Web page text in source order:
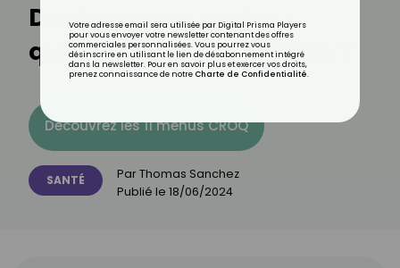
Douleurs aux mains :
qu'est-ce que ça signifie ?
Découvrez les 11 menus CROQ
SANTÉ ParThomas Sanchez
Publié le 18/06/2024
Votre adresse email sera utilisée par Digital Prisma Players
pour vous envoyer votre newsletter contenant des offres
commerciales personnalisées. Vous pourrez vous
désinscrire en utilisant le lien de désabonnement intégré
dans la newsletter. Pour en savoir plus et exercer vos droits,
prenez connaissance de notre Charte de Confidentialité.